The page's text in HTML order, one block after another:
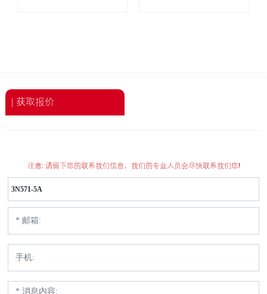
| 获取报价
注意: 请留下您的联系我们信息，我们的专业人员会尽快联系我们您!
3N571-5A